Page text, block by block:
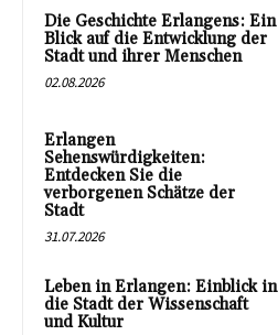
Die Geschichte Erlangens: Ein
Blick auf die Entwicklung der
Stadt und ihrer Menschen
02.08.2026
Erlangen
Sehenswürdigkeiten:
Entdecken Sie die
verborgenen Schätze der
Stadt
31.07.2026
Leben in Erlangen: Einblick in
die Stadt der Wissenschaft
und Kultur